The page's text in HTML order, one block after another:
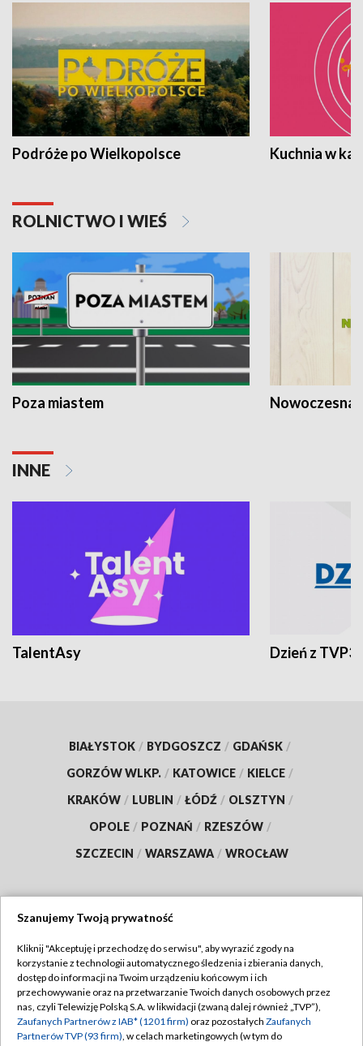
Podróże po Wielkopolsce Kuchnia w
ROLNICTWO I WIEŚ
Poza miastem Nowoczesna
INNE
TalentAsy Dzień z TVP3
BIAŁYSTOK / BYDGOSZCZ / GDAŃSK /
GORZÓW WLKP. / KATOWICE / KIELCE /
KRAKÓW / LUBLIN / ŁÓDŹ / OLSZTYN /
OPOLE / POZNAŃ / RZESZÓW /
SZCZECIN / WARSZAWA / WROCŁAW
TVP
Abonament TVP
Emisja w TVP
Regulamin TVP
Polityka prywatności
Szanujemy Twoją prywatność
Kliknij "Akceptuję i przechodzę do serwisu", aby wyrazić zgody na
korzystanie z technologii automatycznego śledzenia i zbierania danych,
dostęp do informacji na Twoim urządzeniu końcowym i ich
przechowywanie oraz na przetwarzanie Twoich danych osobowych przez
nas, czyli Telewizję Polską S.A. w likwidacji (zwaną dalej również „TVP”),
Zaufanych Partnerów z IAB* (1201 firm) oraz pozostałych Zaufanych
Partnerów TVP (93 firm), w celach marketingowych (w tym do